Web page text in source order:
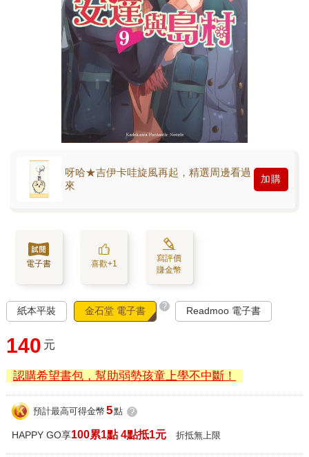
呀哈★吉伊卡哇旋風再起，精選周邊看過
來
加購
電子書 喜歡+1
寫評價
賺金幣
紙本平裝 金石堂 電子書 ? Readmoo 電子書
140 元
認購希望書包，幫助弱勢孩童上學不中斷！
預計最高可得金幣 5點 ?
HAPPY GO享100累1點 4點抵1元 折抵無上限